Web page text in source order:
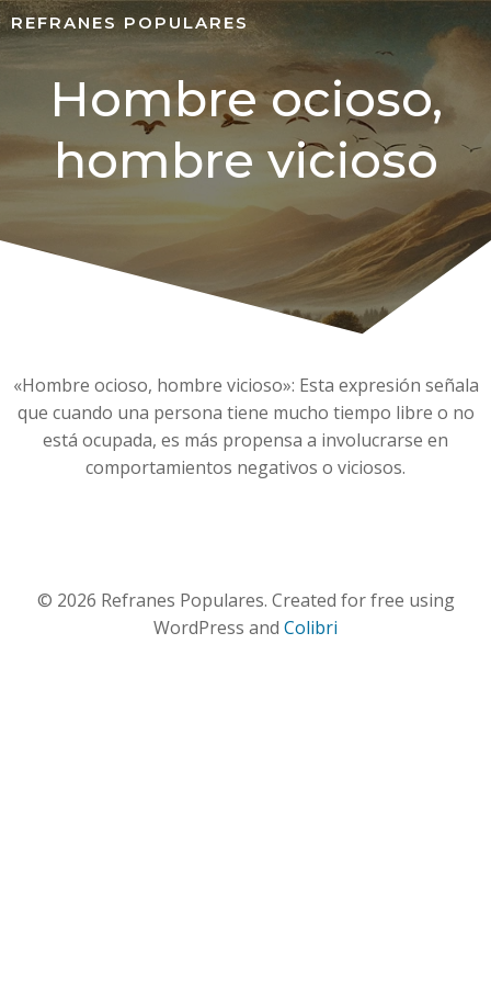
REFRANES POPULARES
Hombre ocioso,
hombre vicioso
«Hombre ocioso, hombre vicioso»: Esta expresión señala
que cuando una persona tiene mucho tiempo libre o no
está ocupada, es más propensa a involucrarse en
comportamientos negativos o viciosos.
© 2026 Refranes Populares. Created for free using
WordPress and Colibri